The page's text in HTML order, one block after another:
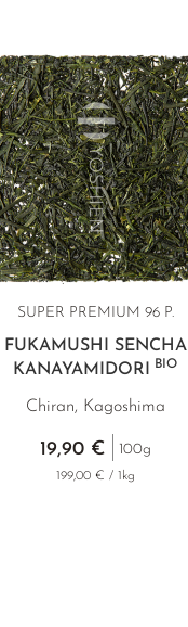
SUPER PREMIUM96 P.
FUKAMUSHI SENCHA
KANAYAMIDORIBIO
Chiran, Kagoshima
19,90 € 100g
199,00 € / 1kg